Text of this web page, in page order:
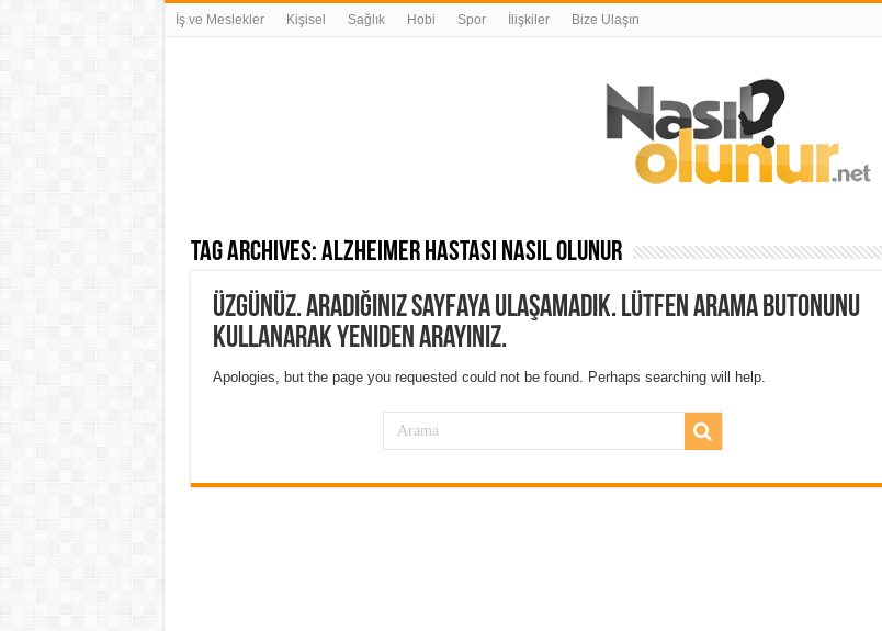
İş ve Meslekler Kişisel Sağlık Hobi Spor İlişkiler Bize Ulaşın
Tag Archives:Alzheimer hastası nasıl olunur
Üzgünüz. Aradığınız sayfaya ulaşamadık. Lütfen arama butonunu
kullanarak yeniden arayınız.
Apologies, but the page you requested could not be found. Perhaps searching will help.